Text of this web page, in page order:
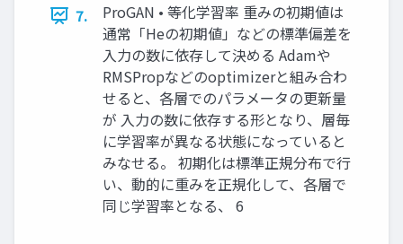
7.
ProGAN • 等化学習率 重みの初期値は
通常「Heの初期値」などの標準偏差を
入力の数に依存して決める Adamや
RMSPropなどのoptimizerと組み合わ
せると、各層でのパラメータの更新量
が 入力の数に依存する形となり、層毎
に学習率が異なる状態になっていると
みなせる。 初期化は標準正規分布で行
い、動的に重みを正規化して、各層で
同じ学習率となる、 6